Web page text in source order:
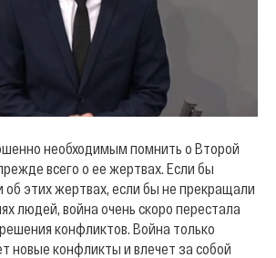
необходимым помнить о Второй
всего о ее жертвах. Если бы
этих жертвах, если бы не прекращали
людей, война очень скоро перестала
конфликтов. Война только
новые конфликты и влечет за собой